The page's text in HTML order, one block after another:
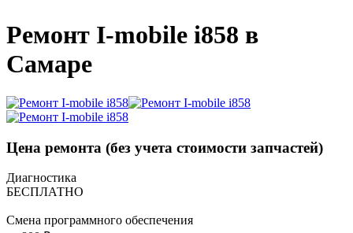
Ремонт I-mobile i858 в
Самаре
Цена ремонта (без учета стоимости запчастей)
Диагностика
БЕСПЛАТНО
Смена программного обеспечения